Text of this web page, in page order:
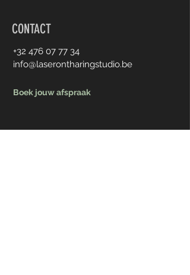
CONTACT
+32 476 07 77 34
info@laserontharingstudio.be
Boek jouw afspraak